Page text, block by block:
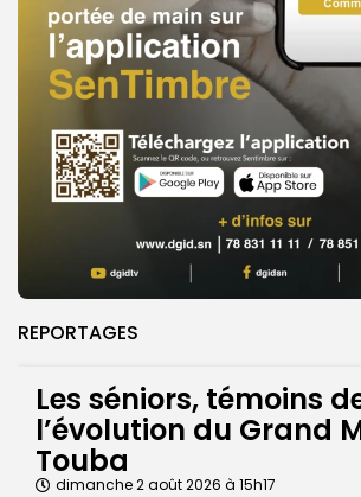
REPORTAGES
Les séniors, témoins
l’évolution du Grand
Touba
dimanche 2 août 2026 à 15h17